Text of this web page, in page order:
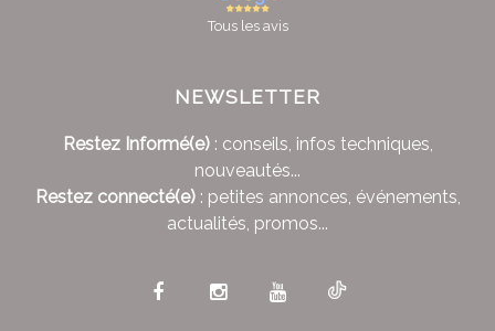
Tous les avis
NEWSLETTER
Restez Informé(e): conseils, infos techniques,
nouveautés...
Restez connecté(e): petites annonces, événements,
actualités, promos...